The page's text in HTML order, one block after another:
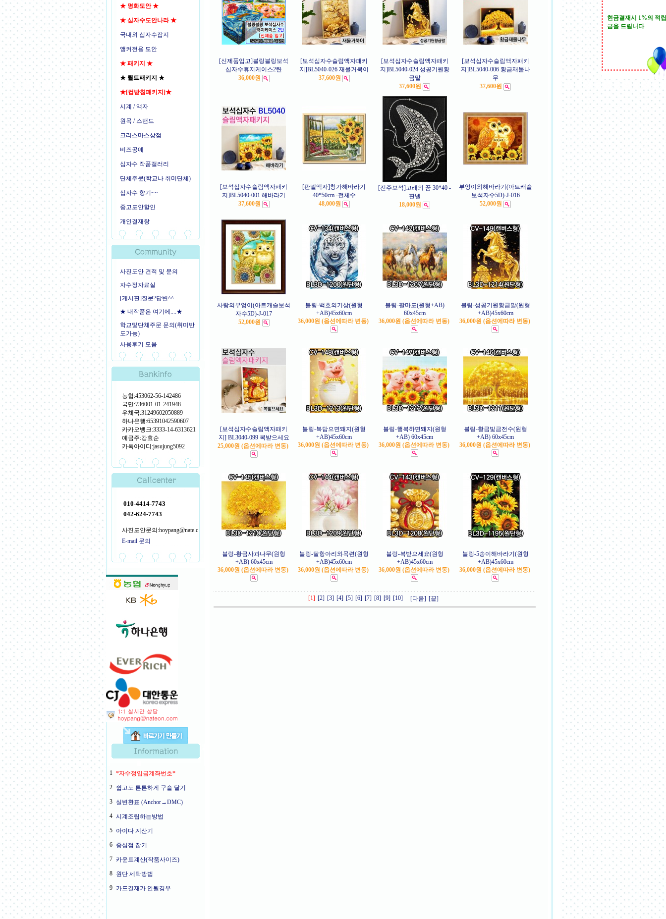
★ 명화도안 ★
★ 십자수도안나라 ★
국내외 십자수잡지
앵커전용 도안
★ 패키지 ★
★ 퀼트패키지 ★
★[컵받침패키지]★
시계 / 액자
원목 / 스탠드
크리스마스상점
비즈공예
십자수 작품갤러리
단체주문(학교나 취미단체)
십자수 향기~~
중고도안할인
개인결재창
사진도안 견적 및 문의
자수정자료실
[게시판]질문?답변^^
★ 내작품은 여기에....★
학교및단체주문 문의(취미반
도가능)
사용후기 모음
농협:453062-56-142486
국민:736001-01-241948
우체국:31249602050889
하나은행:65391042590607
카카오뱅크:3333-14-6313621
예금주:강효순
카톡아이디:jasujung5092
010-4414-7743
042-624-7743
사진도안문의:hoypang@nate.c
E-mail 문의
1 *자수정입금계좌번호*
2 쉽고도 튼튼하게 구슬 달기
3 실변환표 (Anchor→DMC)
4 시계조립하는방법
5 아이다 계산기
6 중심점 잡기
7 카운트계산(작품사이즈)
8 원단 세탁방법
9 카드결재가 안될경우
[신제품입고]블링블링보석
십자수휴지케이스2탄
36,000원
[보석십자수슬림액자패키
지]BL5040-026 재물거북이
37,600원
[보석십자수슬림액자패키
지]BL5040-024 성공기원황
금말
37,600원
[보석십자수슬림액자패키
지]BL5040-006 황금재물나
무
37,600원
[보석십자수슬림액자패키
지]BL5040-001 해바라기
37,600원
[판넬액자]창가해바라기
40*50cm -전체수
48,000원
[진주보석]고래의 꿈 30*40 -
판넬
18,000원
부엉이와해바라기(아트캐슬
보석자수5D)-J-016
52,000원
사랑의부엉이(아트캐슬보석
자수5D)-J-017
52,000원
블링-백호의기상(원형
+AB)45x60cm
36,000원 (옵션에따라 변동)
블링-팔마도(원형+AB)
60x45cm
36,000원 (옵션에따라 변동)
블링-성공기원황금말(원형
+AB)45x60cm
36,000원 (옵션에따라 변동)
[보석십자수슬림액자패키
지] BL3040-099 복받으세요
25,000원 (옵션에따라 변동)
블링-복담으면돼지(원형
+AB)45x60cm
36,000원 (옵션에따라 변동)
블링-행복하면돼지(원형
+AB) 60x45cm
36,000원 (옵션에따라 변동)
블링-황금빛금전수(원형
+AB) 60x45cm
36,000원 (옵션에따라 변동)
블링-황금사과나무(원형
+AB) 60x45cm
36,000원 (옵션에따라 변동)
블링-달항아리와목련(원형
+AB)45x60cm
36,000원 (옵션에따라 변동)
블링-복받으세요(원형
+AB)45x60cm
36,000원 (옵션에따라 변동)
블링-5송이해바라기(원형
+AB)45x60cm
36,000원 (옵션에따라 변동)
[1] [2] [3] [4] [5] [6] [7] [8] [9] [10] [다음] [끝]
현금결재시 1%의 적립
금을 드립니다